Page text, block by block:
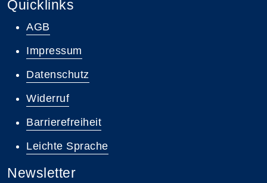
Quicklinks
AGB
Impressum
Datenschutz
Widerruf
Barrierefreiheit
Leichte Sprache
Newsletter